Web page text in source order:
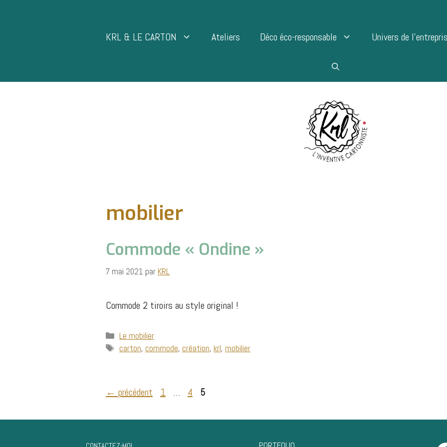
KRL & LE CARTON Ateliers Déco éco-responsable Univers de
mobilier
Commode « Ondine »
7 mai 2021 par KRL
Commode 2 tiroirs au style original !
Catégories
Le mobilier
Étiquettes
carton, commode, création, krl, mobilier
← précédent Page
1 … Page
4 Page
5